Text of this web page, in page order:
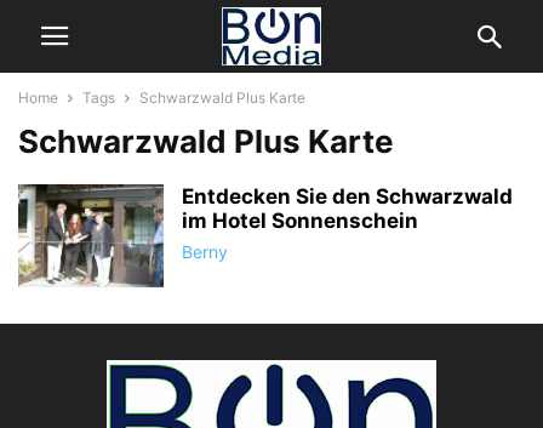
Home Tags Schwarzwald Plus Karte
Schwarzwald Plus Karte
Entdecken Sie den Schwarzwald
im Hotel Sonnenschein
Berny